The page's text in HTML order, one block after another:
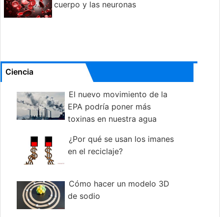
cuerpo y las neuronas
Ciencia
El nuevo movimiento de la
EPA podría poner más
toxinas en nuestra agua
¿Por qué se usan los imanes
en el reciclaje?
Cómo hacer un modelo 3D
de sodio